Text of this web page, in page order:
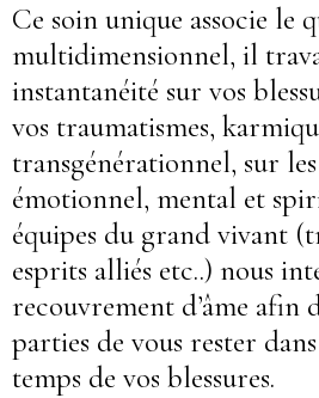
Ce soin unique associe le
multidimensionnel, il
instantanéité sur vos
vos traumatismes,
transgénérationnel, sur
émotionnel, mental et
équipes du grand vivant
esprits alliés etc..) nous
recouvrement d’âme afin
parties de vous rester
temps de vos blessures.